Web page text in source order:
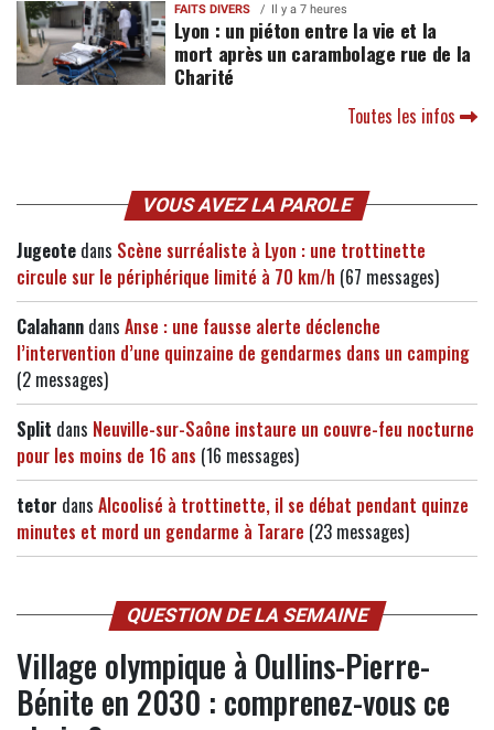
FAITS DIVERS Il y a 7 heures
Lyon : un piéton entre la vie et la
mort après un carambolage rue de la
Charité
Toutes les infos
VOUS AVEZ LA PAROLE
Jugeote dans Scène surréaliste à Lyon : une trottinette
circule sur le périphérique limité à 70 km/h (67 messages)
Calahann dans Anse : une fausse alerte déclenche
l’intervention d’une quinzaine de gendarmes dans un camping
(2 messages)
Split dans Neuville-sur-Saône instaure un couvre-feu nocturne
pour les moins de 16 ans (16 messages)
tetor dans Alcoolisé à trottinette, il se débat pendant quinze
minutes et mord un gendarme à Tarare (23 messages)
QUESTION DE LA SEMAINE
Village olympique à Oullins-Pierre-
Bénite en 2030 : comprenez-vous ce